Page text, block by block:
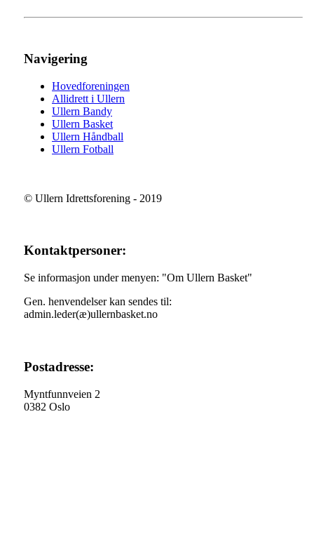
Navigering
Hovedforeningen
Allidrett i Ullern
Ullern Bandy
Ullern Basket
Ullern Håndball
Ullern Fotball
© Ullern Idrettsforening - 2019
Kontaktpersoner:
Se informasjon under menyen: "Om Ullern Basket"
Gen. henvendelser kan sendes til:
admin.leder(æ)ullernbasket.no
Postadresse:
Myntfunnveien 2
0382 Oslo